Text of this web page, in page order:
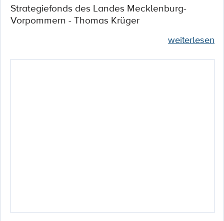
Strategiefonds des Landes Mecklenburg-
Vorpommern - Thomas Krüger
weiterlesen